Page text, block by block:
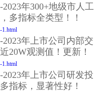
年300+地级市人工
多指标全类型！！
1.html
2023年上市公司内部交
20W观测值！更新！
1.html
2023年上市公司研发投
指标，显著性好！